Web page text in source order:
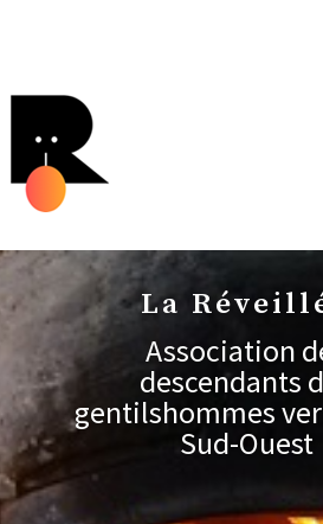
La
Association
descendants
gentilshommes
Sud-Ouest